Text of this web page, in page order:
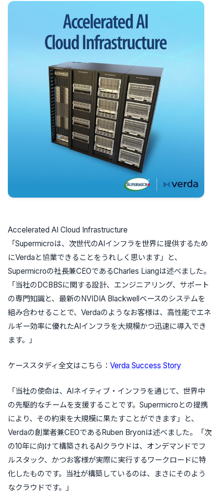
Accelerated AI Cloud Infrastructure
「Supermicroは、次世代のAIインフラを世界に提供するため
にVerdaと協業できることをうれしく思います」と、
Supermicroの社長兼CEOであるCharles Liangは述べました。
「当社のDCBBSに関する設計、エンジニアリング、サポート
の専門知識と、最新のNVIDIA Blackwellベースのシステムを
組み合わせることで、Verdaのようなお客様は、高性能でエネ
ルギー効率に優れたAIインフラを大規模かつ迅速に導入でき
ます。」
ケーススタディ全文はこちら： Verda Success Story
「当社の使命は、AIネイティブ・インフラを通じて、世界中
の先駆的なチームを支援することです。Supermicroとの提携
により、その約束を大規模に果たすことができます」と、
Verdaの創業者兼CEOであるRuben Bryonは述べました。「次
の10年に向けて構築されるAIクラウドは、オンデマンドでフ
ルスタック、かつお客様が実際に実行するワークロードに特
化したものです。当社が構築しているのは、まさにそのよう
なクラウドです。」